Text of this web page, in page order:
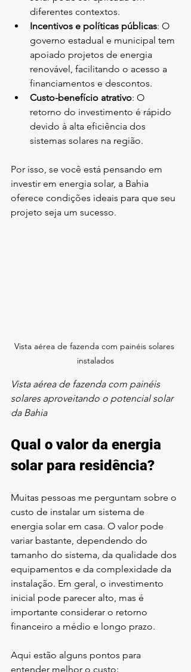
diferentes contextos.
Incentivos e políticas públicas: O
governo estadual e municipal tem
apoiado projetos de energia
renovável, facilitando o acesso a
financiamentos e descontos.
Custo-benefício atrativo: O
retorno do investimento é rápido
devido à alta eficiência dos
sistemas solares na região.
Por isso, se você está pensando em
investir em energia solar, a Bahia
oferece condições ideais para que seu
projeto seja um sucesso.
Vista aérea de fazenda com painéis solares
instalados
Vista aérea de fazenda com painéis
solares aproveitando o potencial solar
da Bahia
Qual o valor da energia
solar para residência?
Muitas pessoas me perguntam sobre o
custo de instalar um sistema de
energia solar em casa. O valor pode
variar bastante, dependendo do
tamanho do sistema, da qualidade dos
equipamentos e da complexidade da
instalação. Em geral, o investimento
inicial pode parecer alto, mas é
importante considerar o retorno
financeiro a médio e longo prazo.
Aqui estão alguns pontos para
entender melhor o custo: